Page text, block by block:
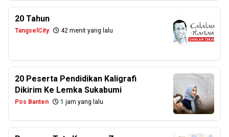
20 Tahun
TangselCity 42 menit yang lalu
20 Peserta Pendidikan Kaligrafi
Dikirim Ke Lemka Sukabumi
Pos Banten 1 jam yang lalu